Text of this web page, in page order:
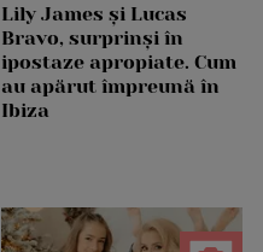
Lily James și Lucas
Bravo, surprinși în
ipostaze apropiate. Cum
au apărut împreună în
Ibiza